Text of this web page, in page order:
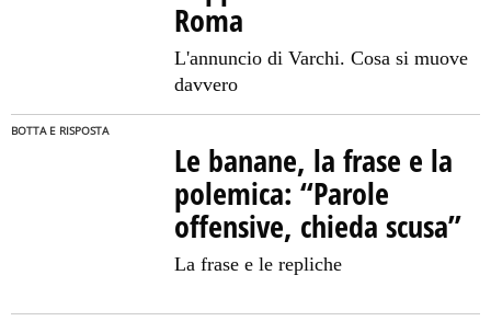
Roma
L'annuncio di Varchi. Cosa si muove
davvero
BOTTA E RISPOSTA
Le banane, la frase e la
polemica: “Parole
offensive, chieda scusa”
La frase e le repliche